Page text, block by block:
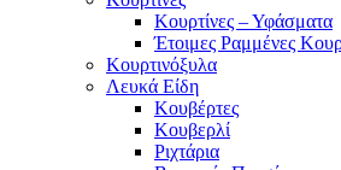
Κουρτίνες – Υφάσματα
Έτοιμες Ραμμένες
Κουρτινόξυλα
Λευκά Είδη
Κουβέρτες
Κουβερλί
Ριχτάρια